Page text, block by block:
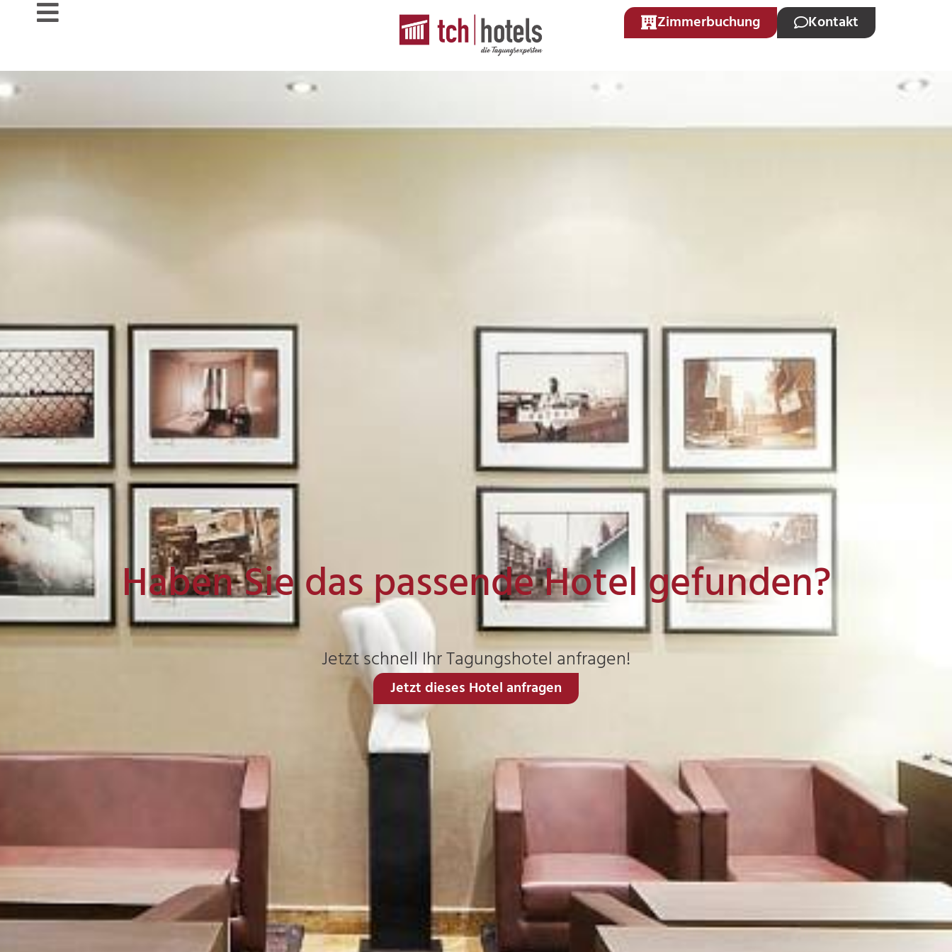
Zimmerbuchung Kontakt
Haben Sie das passende Hotel gefunden?
Jetzt schnell Ihr Tagungshotel anfragen!
Jetzt dieses Hotel anfragen